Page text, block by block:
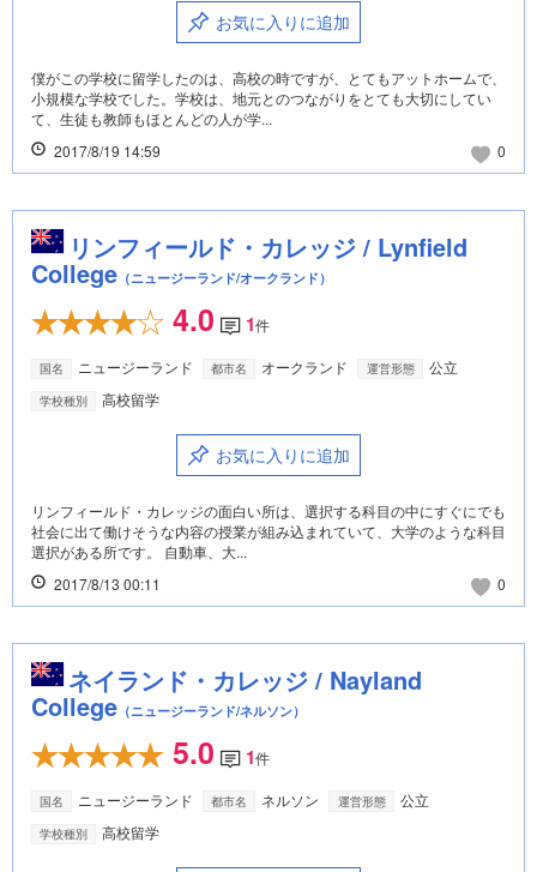
お気に入りに追加
僕がこの学校に留学したのは、高校の時ですが、とてもアットホームで、
小規模な学校でした。学校は、地元とのつながりをとても大切にしてい
て、生徒も教師もほとんどの人が学...
2017/8/19 14:59
0
リンフィールド・カレッジ / Lynfield
College （ニュージーランド/オークランド）
4.0 1件
国名 ニュージーランド 都市名 オークランド 運営形態 公立
学校種別 高校留学
お気に入りに追加
リンフィールド・カレッジの面白い所は、選択する科目の中にすぐにでも
社会に出て働けそうな内容の授業が組み込まれていて、大学のような科目
選択がある所です。 自動車、大...
2017/8/13 00:11
0
ネイランド・カレッジ / Nayland
College （ニュージーランド/ネルソン）
5.0 1件
国名 ニュージーランド 都市名 ネルソン 運営形態 公立
学校種別 高校留学